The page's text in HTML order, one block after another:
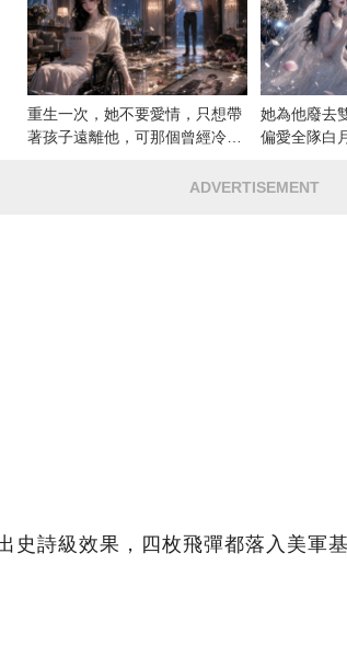
重生一次，她不要愛情，只想帶
著孩子遠離他，可那個曾經冷漠
她為他廢去
偏愛全隊白
ADVERTISEMENT
史詩級效果，四枚飛彈都落入美軍基